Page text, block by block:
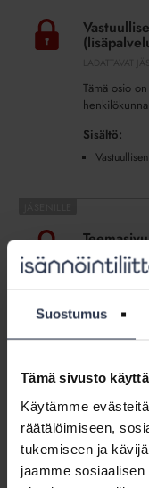
Suostumus
Tämä sivusto
Käytämme
räätälöimiseen,
tukemiseen ja
jaamme
isännöinnin
käsikirja,
Tämä osio
Sisältö:
Vastuullisuus
TEEMASIVU
eettiset ohjeet.
Vastuullisen
isännöinnin
käsikirja,
power
point
-
point -
LADATTAVAT
Työkirjan